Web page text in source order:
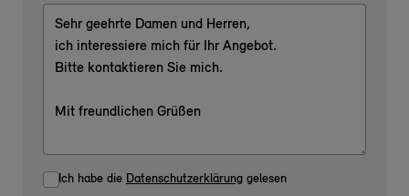
Ich habe die Datenschutzerklärung gelesen